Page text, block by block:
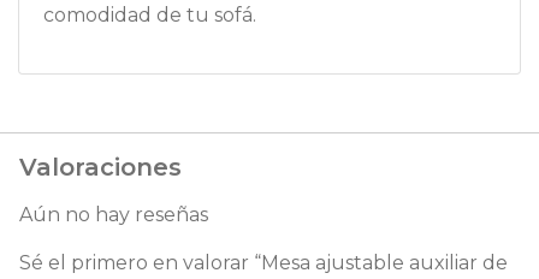
comodidad de tu sofá.
Valoraciones
Aún no hay reseñas
Sé el primero en valorar “Mesa ajustable auxiliar de